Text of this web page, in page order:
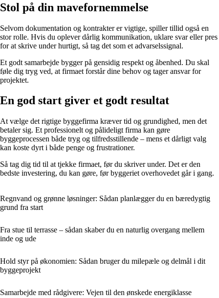
Stol på din mavefornemmelse
Selvom dokumentation og kontrakter er vigtige, spiller tillid også en
stor rolle. Hvis du oplever dårlig kommunikation, uklare svar eller pres
for at skrive under hurtigt, så tag det som et advarselssignal.
Et godt samarbejde bygger på gensidig respekt og åbenhed. Du skal
føle dig tryg ved, at firmaet forstår dine behov og tager ansvar for
projektet.
En god start giver et godt resultat
At vælge det rigtige byggefirma kræver tid og grundighed, men det
betaler sig. Et professionelt og pålideligt firma kan gøre
byggeprocessen både tryg og tilfredsstillende – mens et dårligt valg
kan koste dyrt i både penge og frustrationer.
Så tag dig tid til at tjekke firmaet, før du skriver under. Det er den
bedste investering, du kan gøre, før byggeriet overhovedet går i gang.
Regnvand og grønne løsninger: Sådan planlægger du en bæredygtig
grund fra start
Fra stue til terrasse – sådan skaber du en naturlig overgang mellem
inde og ude
Hold styr på økonomien: Sådan bruger du milepæle og delmål i dit
byggeprojekt
Samarbejde med rådgivere: Vejen til den ønskede energiklasse